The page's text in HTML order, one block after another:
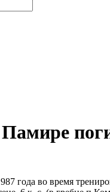
Памире
года во время